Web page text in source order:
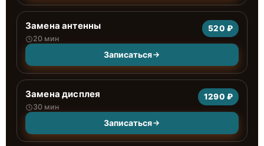
Замена антенны
20 мин
520 ₽
Записаться
Замена дисплея
30 мин
1290 ₽
Записаться